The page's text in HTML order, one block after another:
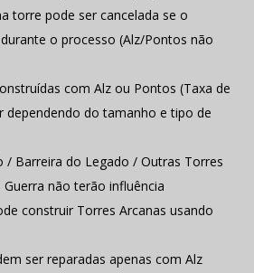
torre pode ser cancelada se o
o processo (Alz/Pontos não
com Alz ou Pontos (Taxa de
dependendo do tamanho e tipo de
/ Barreira do Legado / Outras Torres
não terão influência
construir Torres Arcanas usando
ser reparadas apenas com Alz